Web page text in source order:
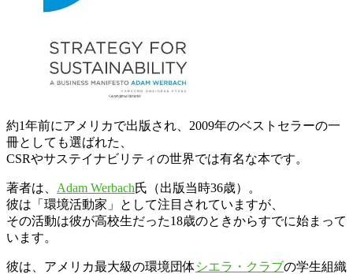
約1年前にアメリカで出版され、2009年のベストセラーの一
冊としても選ばれた、
CSRやサステイナビリティの世界では有名な本です。
著者は、 Adam Werbach氏（出版当時36歳）。
彼は「環境活動家」として注目されていますが、
その活動は彼が高校生だった18歳のときからすでに始まって
います。
彼は、アメリカ最大級の環境団体シエラ・クラブの学生組織